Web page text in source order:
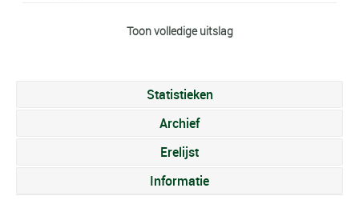
Toon volledige uitslag
Statistieken
Archief
Erelijst
Informatie